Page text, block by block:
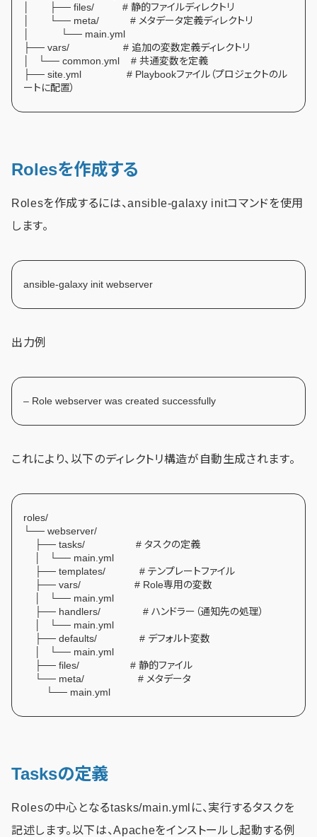
│ ├── files/ # 静的ファイルディレクトリ
│ └── meta/ # メタデータ定義ディレクトリ
│ └── main.yml
├── vars/ # 追加の変数定義ディレクトリ
│ └── common.yml # 共通変数を定義
├── site.yml # Playbookファイル（プロジェクトのル
ートに配置）
Rolesを作成する
Rolesを作成するには、ansible-galaxy initコマンドを使用
します。
ansible-galaxy init webserver
出力例
– Role webserver was created successfully
これにより、以下のディレクトリ構造が自動生成されます。
roles/
└── webserver/
├── tasks/ # タスクの定義
│ └── main.yml
├── templates/ # テンプレートファイル
├── vars/ # Role専用の変数
│ └── main.yml
├── handlers/ # ハンドラー（通知先の処理）
│ └── main.yml
├── defaults/ # デフォルト変数
│ └── main.yml
├── files/ # 静的ファイル
└── meta/ # メタデータ
└── main.yml
Tasksの定義
Rolesの中心となるtasks/main.ymlに、実行するタスクを
記述します。以下は、Apacheをインストールし起動する例